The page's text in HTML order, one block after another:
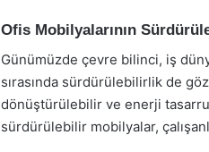
Ofis Mobilyalarının
Günümüzde çevre bilinci, iş
sırasında sürdürülebilirlik de
dönüştürülebilir ve enerji
sürdürülebilir mobilyalar,